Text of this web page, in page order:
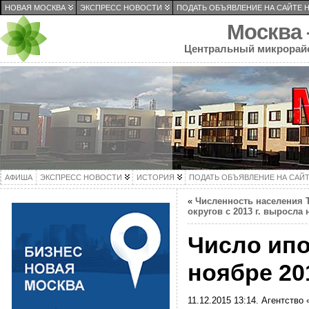
НОВАЯ МОСКВА ЭКСПРЕСС НОВОСТИ ПОДАТЬ ОБЪЯВЛЕНИЕ НА САЙТЕ
Центральный
АФИША ЭКСПРЕСС НОВОСТИ ИСТОРИЯ ПОДАТЬ ОБЪЯВЛЕНИЕ НА
« Численность населения
округов с 2013 г. выросла
Число
ноябре
11.12.2015 13:14. Агентство